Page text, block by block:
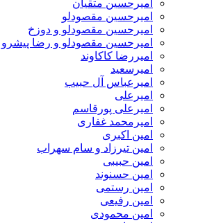
امیرحسین متقیان
امیرحسین مقصودلو
امیرحسین مقصودلو و دوزخ
امیرحسین مقصودلو و رضا پیشرو
امیررضا کاکاوند
امیرسعید
امیرعباس آل حبیب
امیرعلی
امیرعلی پورقاسم
امیرمحمد غفاری
امین اکبری
امین تیرزاد و سام سهراب
امین حبیبی
امین حسنوند
امین رستمی
امین رفیعی
امین محمودی